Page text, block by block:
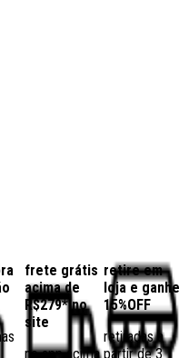
frete grátis
acima de
R$279* no
site
no app acima
retire em
loja e ganhe
15%OFF
retiradas a
partir de 3